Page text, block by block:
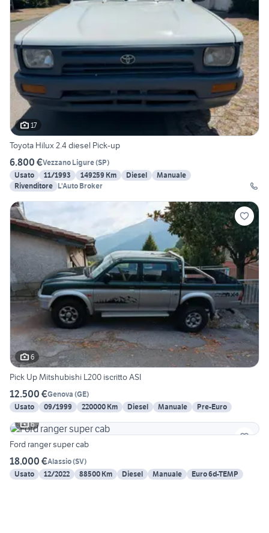
17
Toyota Hilux 2.4 diesel Pick-up
6.800 €Vezzano Ligure(SP)
Usato
11/1993 149259 Km Diesel
Manuale
Rivenditore L'Auto Broker
6
Pick Up Mitshubishi L200 iscritto ASI
12.500 €Genova (GE)
Usato
09/1999 220000 Km Diesel Manuale
Pre-Euro
6
Ford ranger super cab
18.000 €Alassio(SV)
Usato
12/2022 88500 Km Diesel Manuale Euro 6d-TEMP